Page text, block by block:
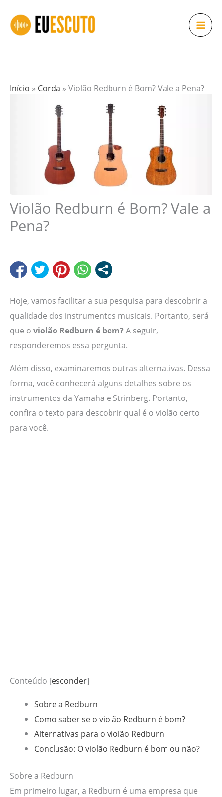
para
Início » Corda » Violão Redburn é Bom? Vale a Pena?
Violão Redburn é Bom? Vale a
Pena?
Hoje, vamos facilitar a sua pesquisa para descobrir a
qualidade dos instrumentos musicais. Portanto, será
que o violão Redburn é bom? A seguir,
responderemos essa pergunta.
Além disso, examinaremos outras alternativas. Dessa
forma, você conhecerá alguns detalhes sobre os
instrumentos da Yamaha e Strinberg. Portanto,
confira o texto para descobrir qual é o violão certo
para você.
Conteúdo [esconder]
Sobre a Redburn
Como saber se o violão Redburn é bom?
Alternativas para o violão Redburn
Conclusão: O violão Redburn é bom ou não?
Sobre a Redburn
Em primeiro lugar, a Redburn é uma empresa que